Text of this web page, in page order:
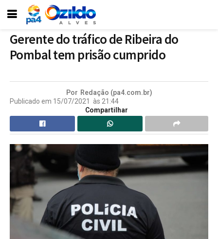
Gerente do tráfico de Ribeira do
Pombal tem prisão cumprido
Por Redação (pa4.com.br)
Publicado em 15/07/2021 às 21:44
Compartilhar